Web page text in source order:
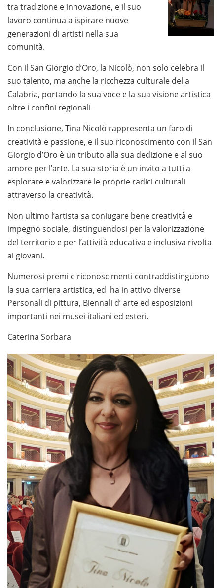
tra tradizione e innovazione, e il suo
lavoro continua a ispirare nuove
generazioni di artisti nella sua
comunità.
Con il San Giorgio d’Oro, la Nicolò, non solo celebra il
suo talento, ma anche la ricchezza culturale della
Calabria, portando la sua voce e la sua visione artistica
oltre i confini regionali.
In conclusione, Tina Nicolò rappresenta un faro di
creatività e passione, e il suo riconoscimento con il San
Giorgio d’Oro è un tributo alla sua dedizione e al suo
amore per l’arte. La sua storia è un invito a tutti a
esplorare e valorizzare le proprie radici culturali
attraverso la creatività.
Non ultimo l’artista sa coniugare bene creatività e
impegno sociale, distinguendosi per la valorizzazione
del territorio e per l’attività educativa e inclusiva rivolta
ai giovani.
Numerosi premi e riconoscimenti contraddistinguono
la sua carriera artistica, ed ha in attivo diverse
Personali di pittura, Biennali d’ arte ed esposizioni
importanti nei musei italiani ed esteri.
Caterina Sorbara